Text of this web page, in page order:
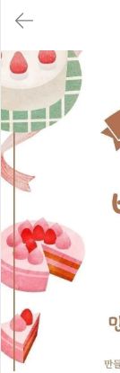
가
기
(메
모
임,
게
시
판,
임,
M
Y)
본
로
가
기